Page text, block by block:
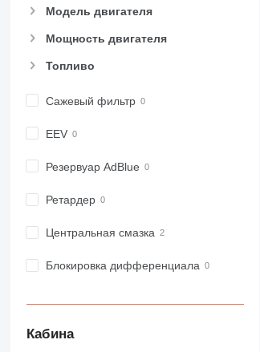
Модель двигателя
Мощность двигателя
Топливо
Сажевый фильтр
EEV
Резервуар AdBlue
Ретардер
Центральная смазка
Блокировка дифференциала
Кабина